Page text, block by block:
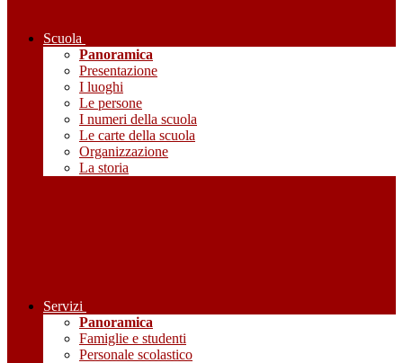
Scuola
Panoramica
Presentazione
I luoghi
Le persone
I numeri della scuola
Le carte della scuola
Organizzazione
La storia
Servizi
Panoramica
Famiglie e studenti
Personale scolastico